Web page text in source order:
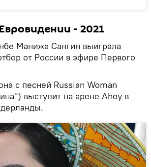
- 2021
Манижа Сангин выиграла
от России в эфире Первого
с песней Russiаn Woman
выступит на арене Ahoy в